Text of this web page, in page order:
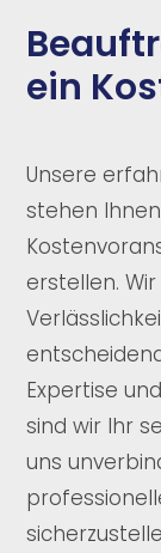
ein
Unsere
stehen
erstellen.
Expertise
sind wir Ihr
uns